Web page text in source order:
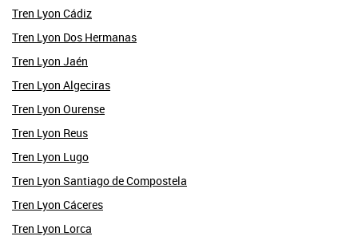
Tren Lyon Cádiz
Tren Lyon Dos Hermanas
Tren Lyon Jaén
Tren Lyon Algeciras
Tren Lyon Ourense
Tren Lyon Reus
Tren Lyon Lugo
Tren Lyon Santiago de Compostela
Tren Lyon Cáceres
Tren Lyon Lorca